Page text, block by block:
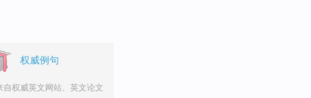
权威例句
自权威英文网站、英文论文